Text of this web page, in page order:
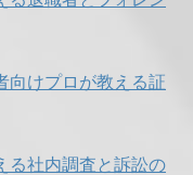
向けプロが教える証
る社内調査と訴訟の